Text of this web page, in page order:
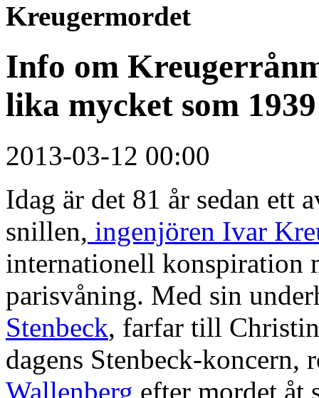
Kreugermordet
Info om
lika mycket som 1939
2013-03-12 00:00
Idag är det 81 år sedan ett
snillen, ingenjören Ivar
internationell konspiration
parisvåning. Med sin
Stenbeck, farfar till
dagens Stenbeck-koncern,
Wallenberg efter mordet åt